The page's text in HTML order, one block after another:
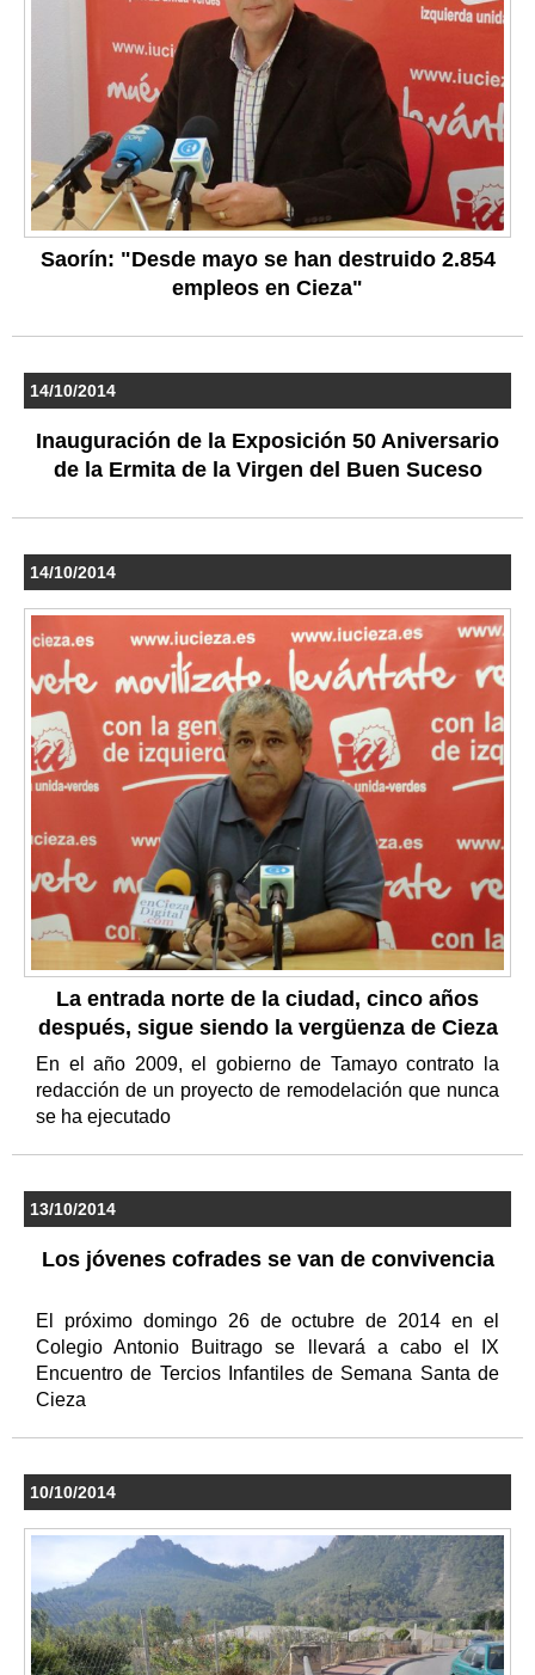
Saorín: "Desde mayo se han destruido 2.854
empleos en Cieza"
14/10/2014
Inauguración de la Exposición 50 Aniversario
de la Ermita de la Virgen del Buen Suceso
14/10/2014
La entrada norte de la ciudad, cinco años
después, sigue siendo la vergüenza de Cieza
En el año 2009, el gobierno de Tamayo contrato la
redacción de un proyecto de remodelación que nunca
se ha ejecutado
13/10/2014
Los jóvenes cofrades se van de convivencia
El próximo domingo 26 de octubre de 2014 en el
Colegio Antonio Buitrago se llevará a cabo el IX
Encuentro de Tercios Infantiles de Semana Santa de
Cieza
10/10/2014